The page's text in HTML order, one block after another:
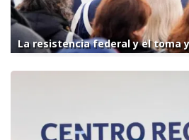
La resistencia federal y el toma